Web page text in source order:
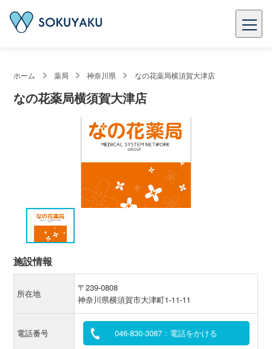
ホーム 薬局 神奈川県 なの花薬局横須賀大津店
なの花薬局横須賀大津店
施設情報
所在地
〒239-0808
神奈川県横須賀市大津町1-11-11
電話番号 046-830-3087：電話をかける